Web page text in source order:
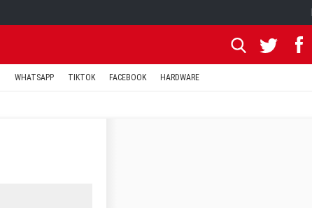
WHATSAPP TIKTOK FACEBOOK HARDWARE